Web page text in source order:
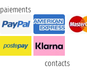
paiements
contacts